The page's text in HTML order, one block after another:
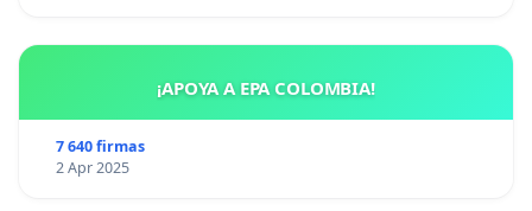
¡APOYA A EPA COLOMBIA!
7 640 firmas
2 Apr 2025